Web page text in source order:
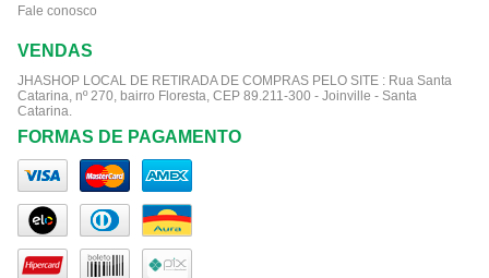
Fale conosco
VENDAS
JHASHOP LOCAL DE RETIRADA DE COMPRAS PELO SITE : Rua Santa
Catarina, nº 270, bairro Floresta, CEP 89.211-300 - Joinville - Santa
Catarina.
FORMAS DE PAGAMENTO